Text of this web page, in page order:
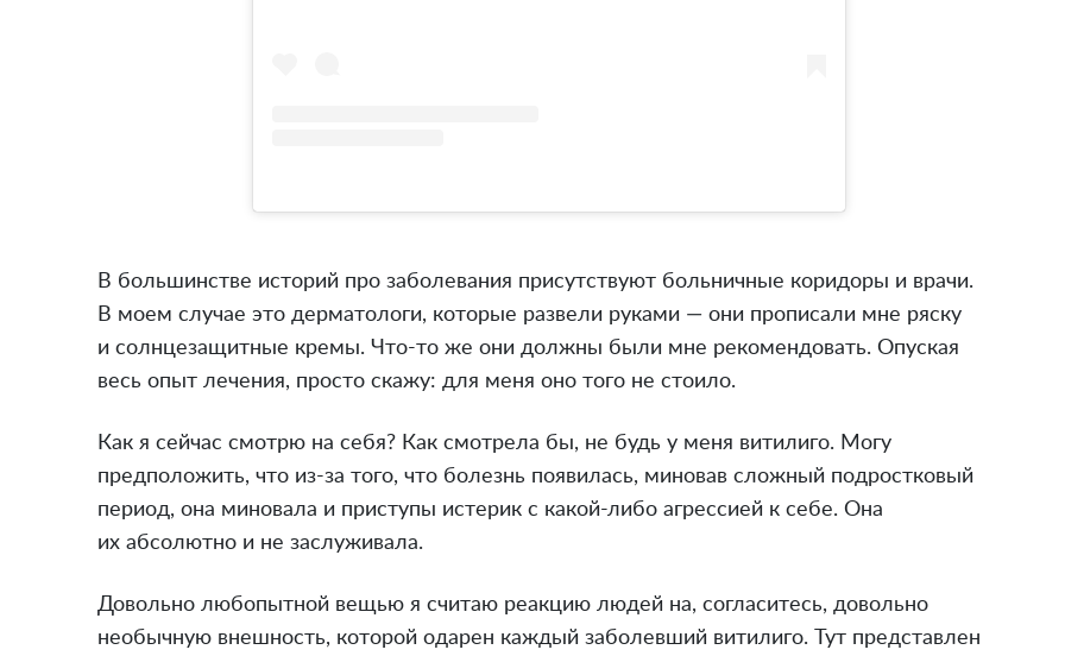
В большинстве историй про заболевания присутствуют больничные коридоры и врачи.
В моем случае это дерматологи, которые развели руками — они прописали мне ряску
и солнцезащитные кремы. Что-то же они должны были мне рекомендовать. Опуская
весь опыт лечения, просто скажу: для меня оно того не стоило.
Как я сейчас смотрю на себя? Как смотрела бы, не будь у меня витилиго. Могу
предположить, что из-за того, что болезнь появилась, миновав сложный подростковый
период, она миновала и приступы истерик с какой-либо агрессией к себе. Она
их абсолютно и не заслуживала.
Довольно любопытной вещью я считаю реакцию людей на, согласитесь, довольно
необычную внешность, которой одарен каждый заболевший витилиго. Тут представлен